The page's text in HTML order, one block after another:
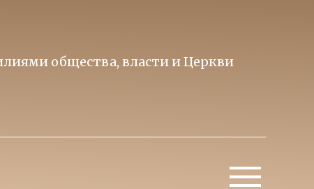
общества, власти и Церкви